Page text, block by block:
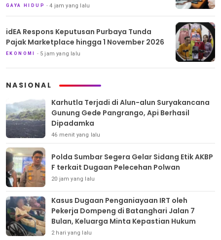
GAYA HIDUP 4 jam yang lalu
idEA Respons Keputusan Purbaya Tunda
Pajak Marketplace hingga 1 November 2026
EKONOMI 5 jam yang lalu
NASIONAL
Karhutla Terjadi di Alun-alun Suryakancana
Gunung Gede Pangrango, Api Berhasil
Dipadamka
46 menit yang lalu
Polda Sumbar Segera Gelar Sidang Etik AKBP
F terkait Dugaan Pelecehan Polwan
20 jam yang lalu
Kasus Dugaan Penganiayaan IRT oleh
Pekerja Dompeng di Batanghari Jalan 7
Bulan, Keluarga Minta Kepastian Hukum
2 hari yang lalu